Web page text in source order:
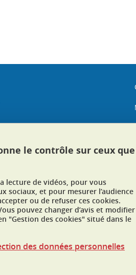
le contrôle sur ceux que
lecture de vidéos, pour vous
sociaux, et pour mesurer l’audience
ou de refuser ces cookies.
pouvez changer d’avis et modifier
"Gestion des cookies" situé dans le
des données personnelles